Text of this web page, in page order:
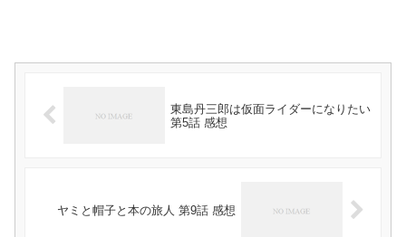
東島丹三郎は仮面ライダーになりたい
第5話 感想
ヤミと帽子と本の旅人 第9話 感想